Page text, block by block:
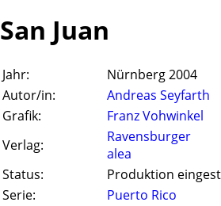
San Juan
Jahr:
Nürnberg 2004
Autor/in:
Andreas Seyfarth
Grafik:
Franz Vohwinkel
Verlag:
Ravensburger
alea
Status:
Produktion
Serie:
Puerto Rico